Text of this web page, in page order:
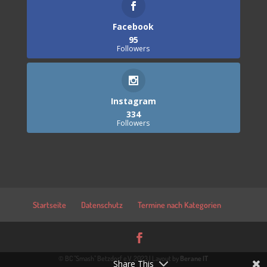
Facebook
95
Followers
Instagram
334
Followers
Startseite Datenschutz Termine nach Kategorien
© BC "Smash" Betzdorf e.V. 2023 | Layout by Berane IT
Share This